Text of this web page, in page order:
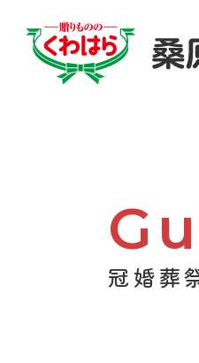
冠婚葬